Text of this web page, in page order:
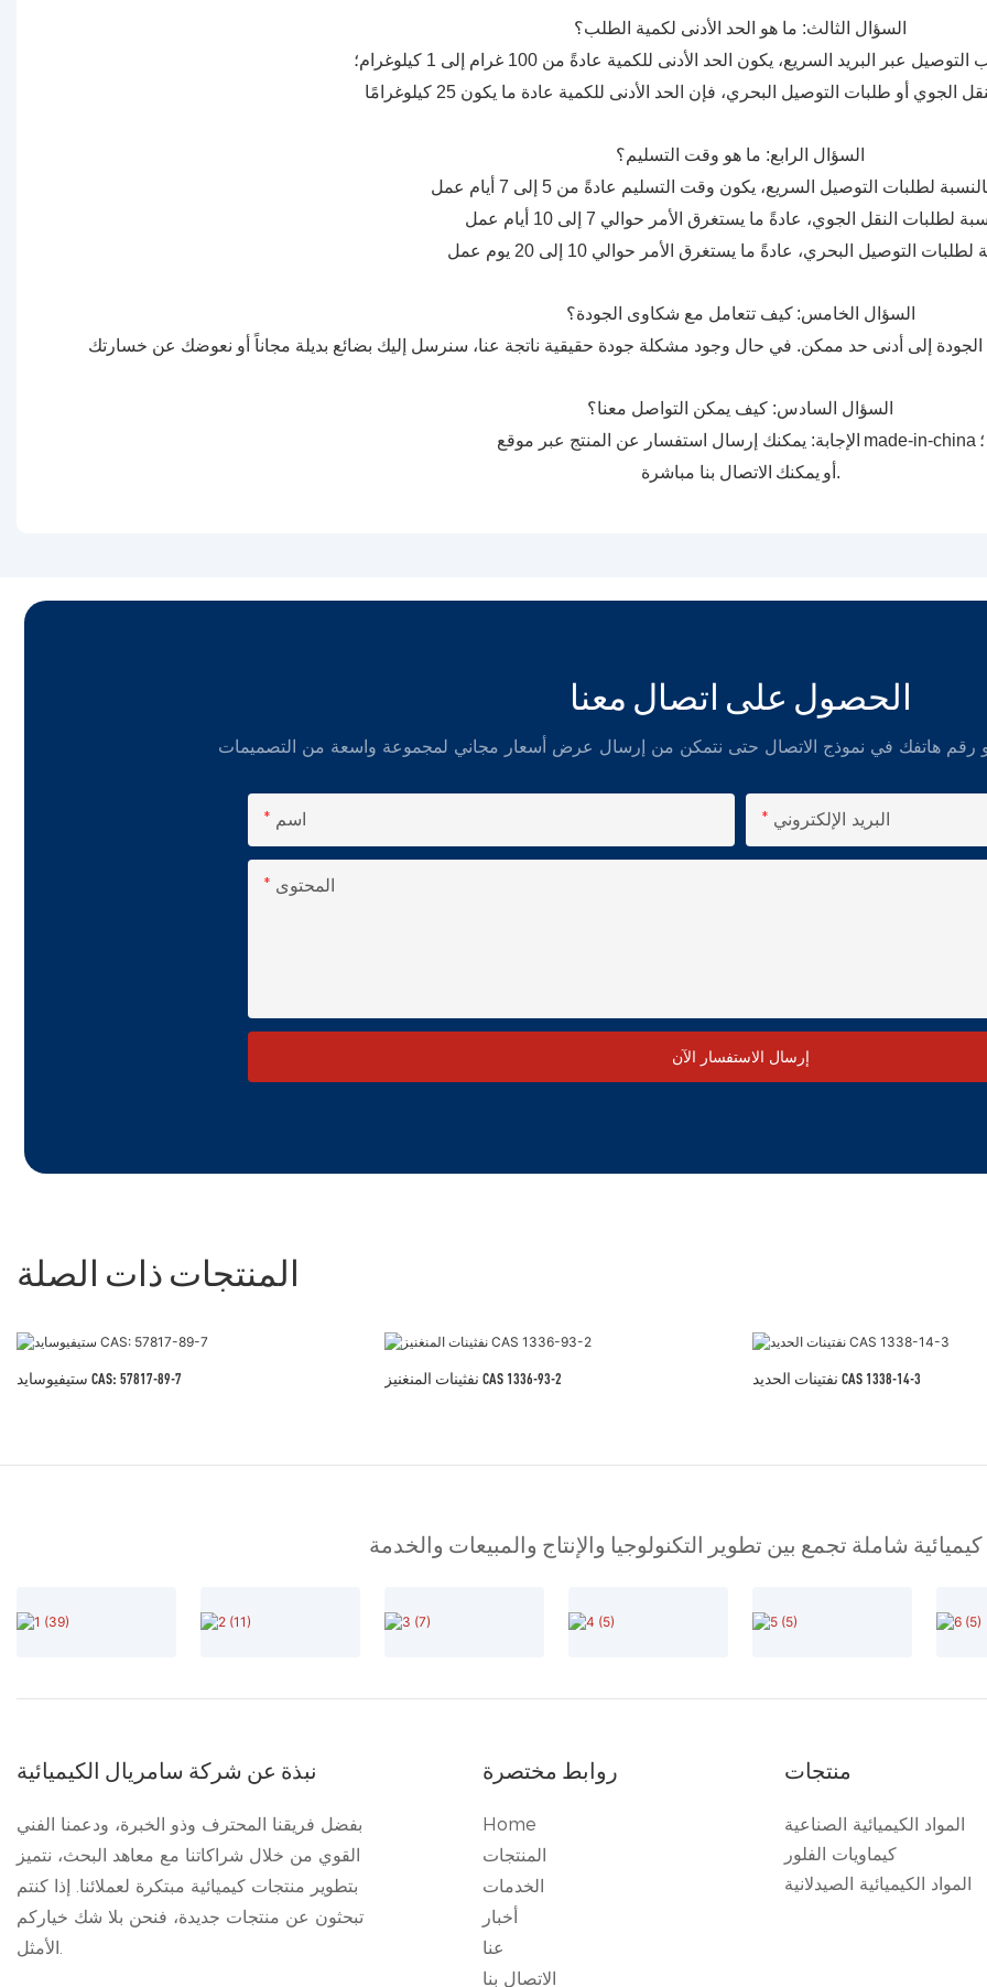
السؤال الثالث: ما هو الحد الأدنى لكمية الطلب؟
عبر البريد السريع، يكون الحد الأدنى للكمية عادةً من 100 غرام إلى 1 كيلوغرام؛
السؤال الرابع: ما هو وقت التسليم؟
السؤال الخامس: كيف تتعامل مع شكاوى الجودة؟
السؤال السادس: كيف يمكن التواصل معنا؟
الإجابة: يمكنك إرسال استفسار عن المنتج عبر موقع made-in-china ؛
أو يمكنك الاتصال بنا مباشرة.
الحصول على اتصال معنا
اسم البريد الإلكتروني
المحتوى
إرسال الاستفسار الآن
المنتجات ذات الصلة
ستيفيوسايد CAS: 57817-89-7 نفثينات المنغنيز CAS 1336-93-2
نفتينات الحديد CAS 1338-14-3
شاملة تجمع بين تطوير التكنولوجيا والإنتاج والمبيعات والخدمة
نبذة عن شركة سامريال الكيميائية
بفضل فريقنا المحترف وذو الخبرة، ودعمنا الفني
القوي من خلال شراكاتنا مع معاهد البحث، نتميز
بتطوير منتجات كيميائية مبتكرة لعملائنا. إذا كنتم
تبحثون عن منتجات جديدة، فنحن بلا شك خياركم
الأمثل.
روابط مختصرة
Home
المنتجات
الخدمات
أخبار
عنا
الاتصال بنا
منتجات
المواد الكيميائية الصناعية
كيماويات الفلور
المواد الكيميائية الصيدلانية